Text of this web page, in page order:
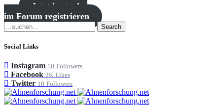
Jetzt kostenlos
im Forum registrieren
Search
Social Links
Instagram 10 Followers
Facebook 2K Likes
Twitter 10 Followers